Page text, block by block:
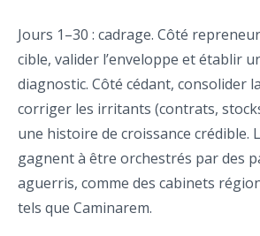
Jours 1–30 : cadrage. Côté
cible, valider l’enveloppe et établir
diagnostic. Côté cédant, consolider
corriger les irritants (contrats,
une histoire de croissance crédible.
gagnent à être orchestrés par des
aguerris, comme des cabinets
tels que Caminarem.